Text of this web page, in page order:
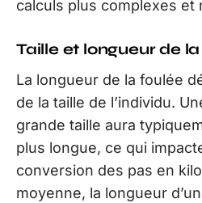
calculs plus complexes et
Taille et longueur de
La longueur de la foulée
de la taille de l’individu.
grande taille aura
plus longue, ce qui
conversion des pas en
moyenne, la longueur